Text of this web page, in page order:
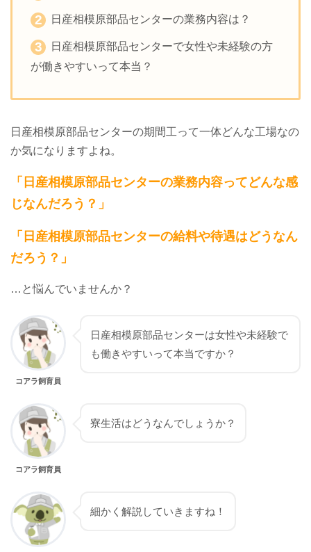
日産相模原部品センターの業務内容は？
日産相模原部品センターで女性や未経験の方
が働きやすいって本当？
日産相模原部品センターの期間工って一体どんな工場なの
か気になりますよね。
「日産相模原部品センターの業務内容ってどんな感
じなんだろう？」
「日産相模原部品センターの給料や待遇はどうなん
だろう？」
… と悩んでいませんか？
コアラ飼育員
日産相模原部品センターは女性や未経験で
も働きやすいって本当ですか？
コアラ飼育員
寮生活はどうなんでしょうか？
細かく解説していきますね！